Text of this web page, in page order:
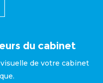
du cabinet
de votre cabinet